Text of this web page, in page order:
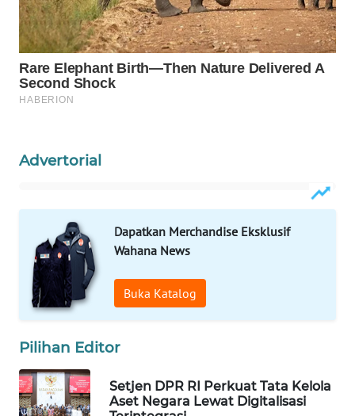
Advertorial
Dapatkan Merchandise Eksklusif
Wahana News
Buka Katalog
Pilihan Editor
Setjen DPR RI Perkuat Tata Kelola
Aset Negara Lewat Digitalisasi
WAHANA
KONSUMEN
WAHANA
LISTRIK
WAHANANEWS
ID
WAHANANEWS
CO ID
NET